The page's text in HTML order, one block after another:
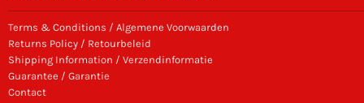
Terms & Conditions / Algemene Voorwaarden
Returns Policy / Retourbeleid
Shipping Information / Verzendinformatie
Guarantee / Garantie
Contact